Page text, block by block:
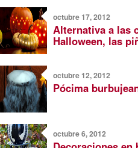
octubre 17, 2012
Alternativa a las
Halloween, las
octubre 12, 2012
Pócima
octubre 6, 2012